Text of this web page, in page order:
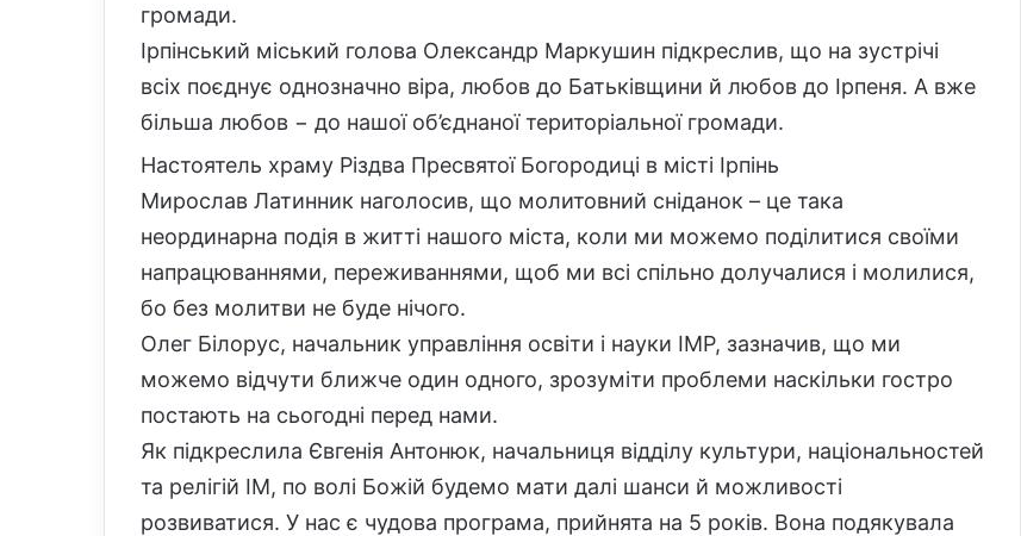
громади.
Ірпінський міський голова Олександр Маркушин підкреслив, що на зустрічі
всіх поєднує однозначно віра, любов до Батьківщини й любов до Ірпеня. А вже
більша любов − до нашої об’єднаної територіальної громади.
Настоятель храму Різдва Пресвятої Богородиці в місті Ірпінь
Мирослав Латинник наголосив, що молитовний сніданок – це така
неординарна подія в житті нашого міста, коли ми можемо поділитися своїми
напрацюваннями, переживаннями, щоб ми всі спільно долучалися і молилися,
бо без молитви не буде нічого.
Олег Білорус, начальник управління освіти і науки ІМР, зазначив, що ми
можемо відчути ближче один одного, зрозуміти проблеми наскільки гостро
постають на сьогодні перед нами.
Як підкреслила Євгенія Антонюк, начальниця відділу культури, національностей
та релігій ІМ, по волі Божій будемо мати далі шанси й можливості
розвиватися. У нас є чудова програма, прийнята на 5 років. Вона подякувала